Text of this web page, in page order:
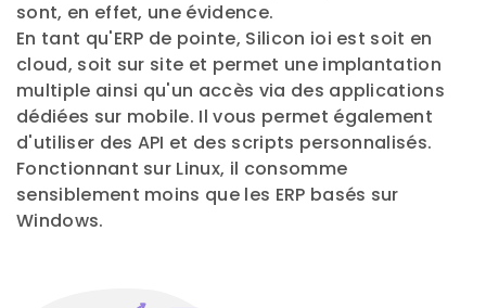
sont, en effet, une évidence.
En tant qu'ERP de pointe, Silicon ioi est soit en
cloud, soit sur site et permet une implantation
multiple ainsi qu'un accès via des applications
dédiées sur mobile. Il vous permet également
d'utiliser des API et des scripts personnalisés.
Fonctionnant sur Linux, il consomme
sensiblement moins que les ERP basés sur
Windows.